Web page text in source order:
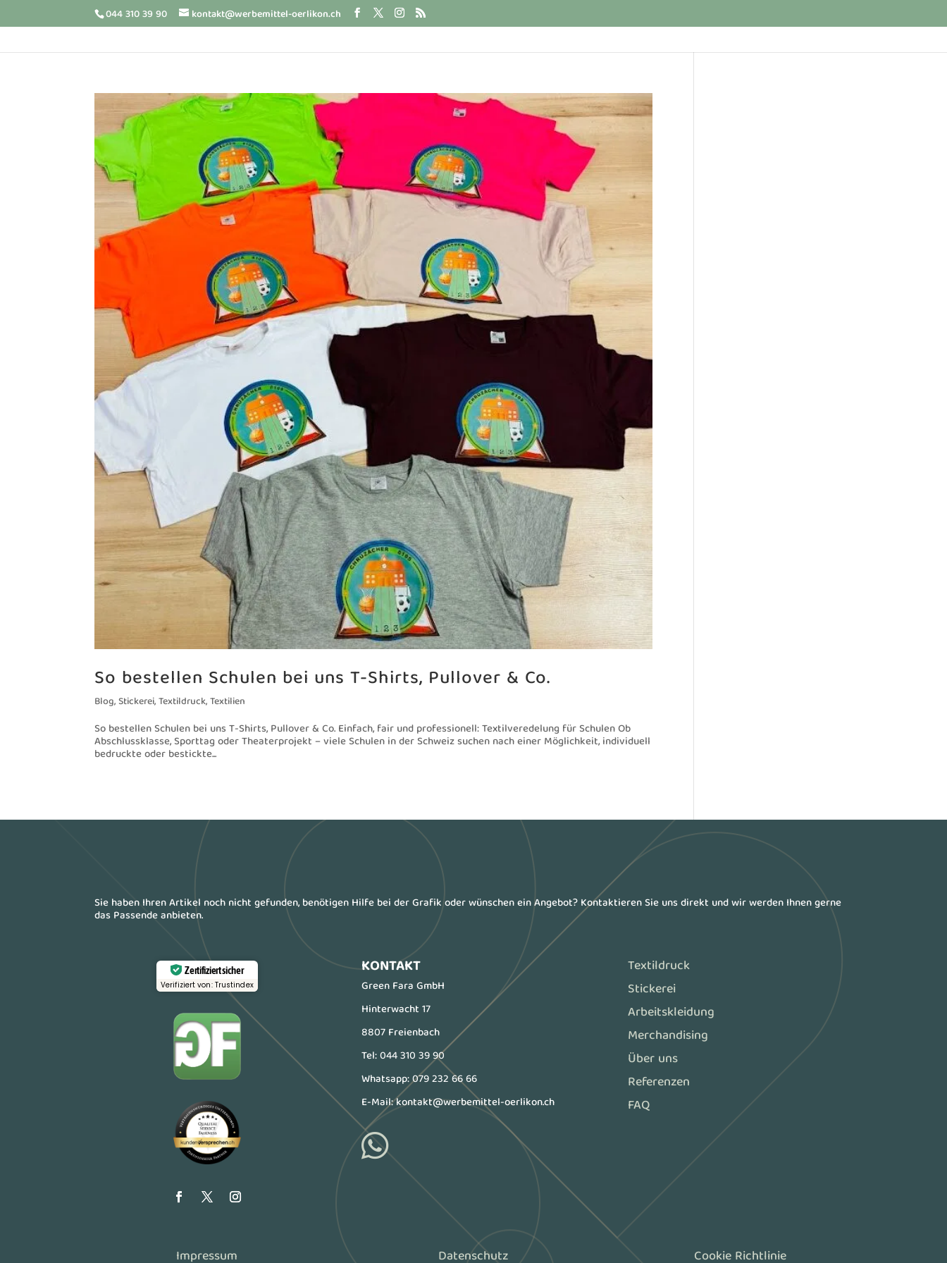
044 310 39 90 kontakt@werbemittel-oerlikon.ch
So bestellen Schulen bei uns T-Shirts, Pullover & Co.
Blog,Stickerei,Textildruck,Textilien
So bestellen Schulen bei uns T-Shirts, Pullover & Co. Einfach, fair und professionell: Textilveredelung für Schulen Ob
Abschlussklasse, Sporttag oder Theaterprojekt – viele Schulen in der Schweiz suchen nach einer Möglichkeit, individuell
bedruckte oder bestickte...
Sie haben Ihren Artikel noch nicht gefunden, benötigen Hilfe bei der Grafik oder wünschen ein Angebot? Kontaktieren Sie uns direkt und wir werden Ihnen gerne
das Passende anbieten.
Zertifiziert sicher
Verifiziert von: Trustindex
KONTAKT
Green Fara GmbH
Hinterwacht 17
8807 Freienbach
Tel:044 310 39 90
Whatsapp:079 232 66 66
E-Mail:kontakt@werbemittel-oerlikon.ch

Textildruck
Stickerei
Arbeitskleidung
Merchandising
Über uns
Referenzen
FAQ
Impressum Datenschutz Cookie Richtlinie